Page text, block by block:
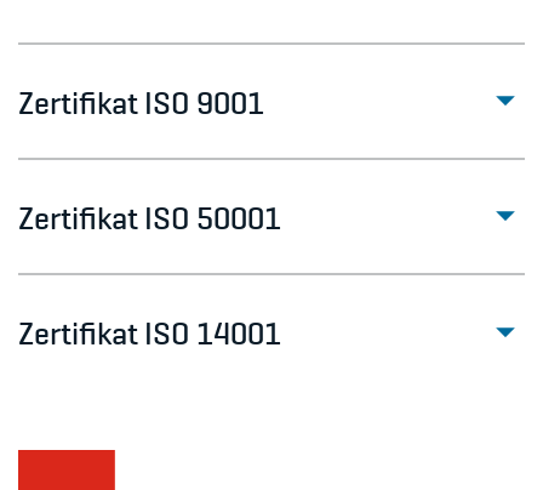
Zertifikat ISO 9001
Zertifikat ISO 50001
Zertifikat ISO 14001